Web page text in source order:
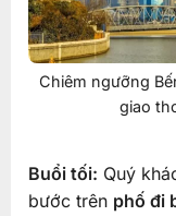
Chiêm ngưỡng
giao
Buổi tối: Quý
bước trên phố đi